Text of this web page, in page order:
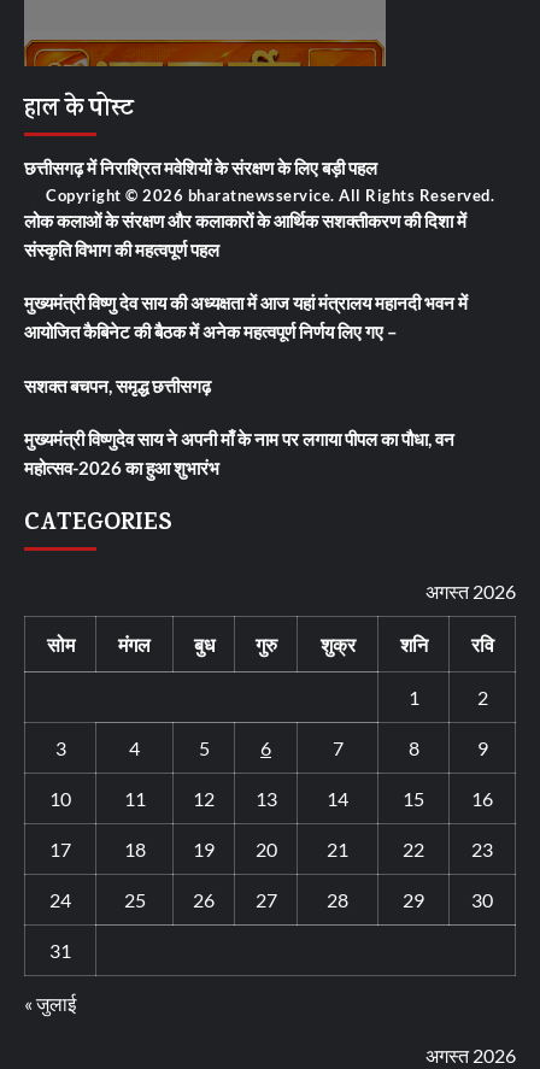
Copyright © 2026 bharatnewsservice. All Rights Reserved.
हाल के पोस्ट
छत्तीसगढ़ में निराश्रित मवेशियों के संरक्षण के लिए बड़ी पहल
लोक कलाओं के संरक्षण और कलाकारों के आर्थिक सशक्तीकरण की दिशा में
संस्कृति विभाग की महत्वपूर्ण पहल
मुख्यमंत्री विष्णु देव साय की अध्यक्षता में आज यहां मंत्रालय महानदी भवन में
आयोजित कैबिनेट की बैठक में अनेक महत्वपूर्ण निर्णय लिए गए –
सशक्त बचपन, समृद्ध छत्तीसगढ़
मुख्यमंत्री विष्णुदेव साय ने अपनी माँ के नाम पर लगाया पीपल का पौधा, वन
महोत्सव-2026 का हुआ शुभारंभ
CATEGORIES
अगस्त 2026
सोम मंगल बुध गुरु शुक्र शनि रवि
1 2
3 4 5 6 7 8 9
10 11 12 13 14 15 16
17 18 19 20 21 22 23
24 25 26 27 28 29 30
31
« जुलाई
अगस्त 2026